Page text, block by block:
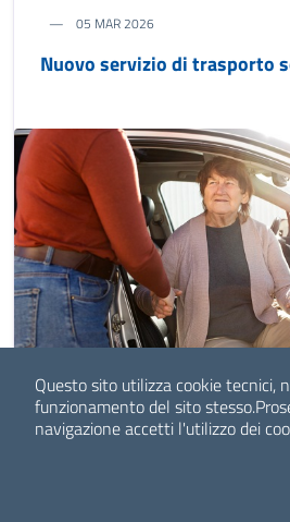
05 MAR 2026
Nuovo servizio di trasporto
Questo sito utilizza cookie tecnici,
funzionamento del sito stesso.
navigazione accetti l'utilizzo dei